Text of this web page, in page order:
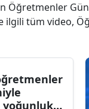
Öğretmenler
ilgili tüm video,
yoğunluk